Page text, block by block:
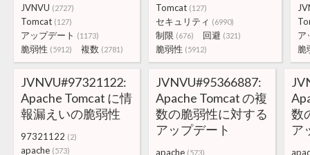
JVNVU (2727)
Tomcat (127)
アップデート (1173)
脆弱性 (5912) 複数 (2781)
Tomcat (127)
セキュリティ (6990)
制限 (676) 回避 (321)
脆弱性 (5912)
ア
脆
JVNVU#97321122:
Apache Tomcat に情
報漏えいの脆弱性
97321122 (2)
apache (573)
JVNVU#95366887:
Apache Tomcat の複
数の脆弱性に対する
アップデート
apache (573)
数
ア